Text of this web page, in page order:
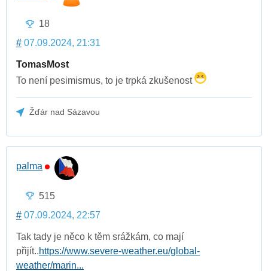
18
# 07.09.2024, 21:31
TomasMost
To není pesimismus, to je trpká zkušenost
Žďár nad Sázavou
palma
515
# 07.09.2024, 22:57
Tak tady je něco k těm srážkám, co mají
přijít..https://www.severe-weather.eu/global-
weather/marin...